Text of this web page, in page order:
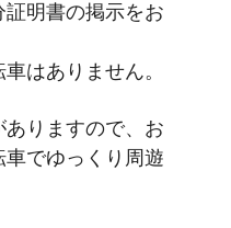
明書の掲示をお
はありません。
りますので、お
でゆっくり周遊